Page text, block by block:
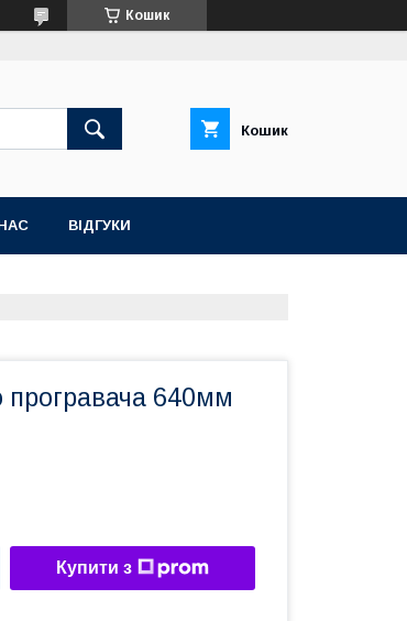
Кошик
Кошик
ВІДГУКИ
програвача 640мм
Купити з